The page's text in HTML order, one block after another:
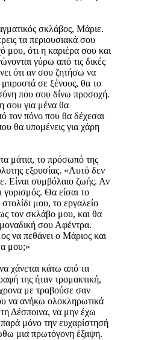
σκλάβος, Μάριε.
τα περιουσιακά σου
μου, ότι η καριέρα σου και
γύρω από τις δικές
ότι αν σου ζητήσω να
μπροστά σε ξένους, θα το
που σου δίνω προσοχή.
σου για μένα θα
τον πόνο που θα δέχεσαι
θα υπομένεις για χάρη
μάτια, το πρόσωπό της
εξουσίας. «Αυτό δεν
Είναι συμβόλαιο ζωής. Αν
γυρισμός. Θα είσαι το
μου, το εργαλείο
τον σκλάβο μου, και θα
σου Αφέντρα.
να πεθάνει ο Μάριος και
μου;»
χάνεται κάτω από τα
της ήταν τρομακτική,
με τραβούσε σαν
να ανήκω ολοκληρωτικά
Δέσποινα, να μην έχω
μόνο την ευχαρίστησή
μια πρωτόγονη έξαψη.